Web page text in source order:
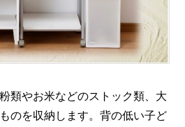
類やお米などのストック類、大
のを収納します。背の低い子ど